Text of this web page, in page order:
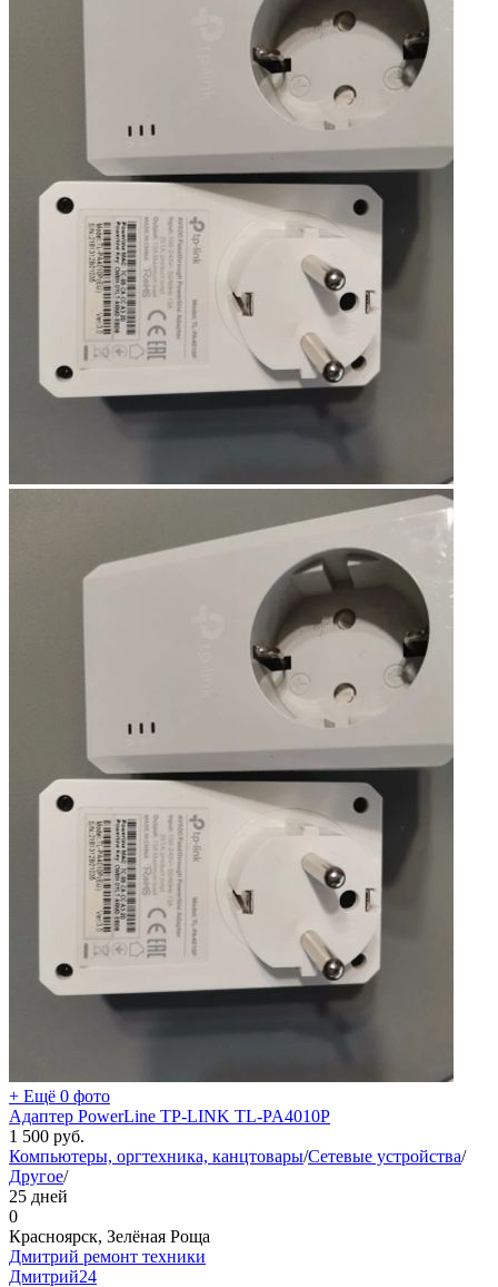
+ Ещё 0 фото
Адаптер PowerLine TP-LINK TL-PA4010P
1 500 руб.
Компьютеры, оргтехника, канцтовары/Сетевые устройства/
Другое/
25 дней
0
Красноярск, Зелёная Роща
Дмитрий ремонт техники
Дмитрий24